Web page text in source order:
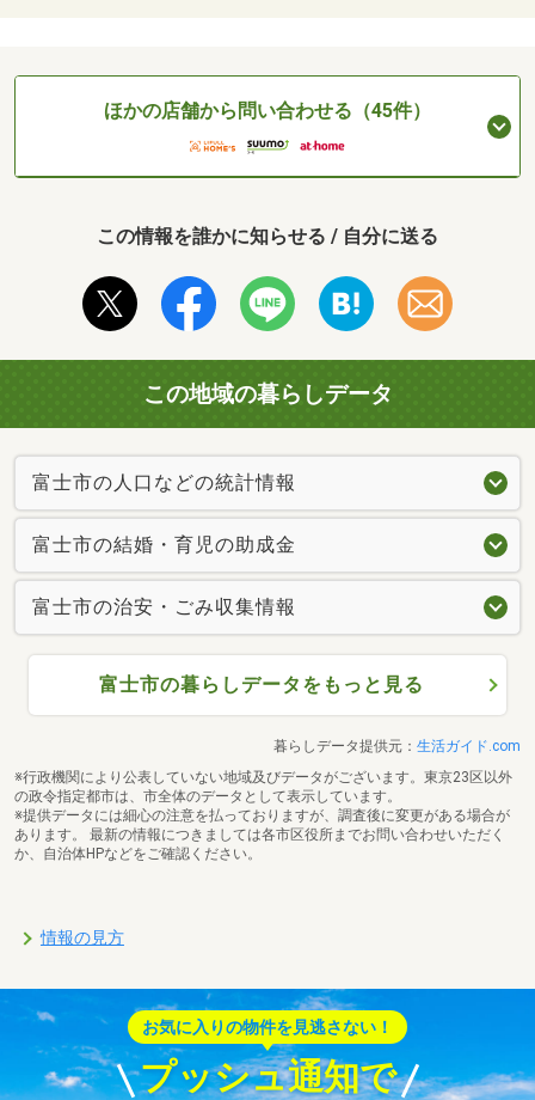
ほかの店舗から問い合わせる（45件）
この情報を誰かに知らせる / 自分に送る
この地域の暮らしデータ
富士市の人口などの統計情報
富士市の結婚・育児の助成金
富士市の治安・ごみ収集情報
富士市の暮らしデータをもっと見る
暮らしデータ提供元： 生活ガイド.com
※行政機関により公表していない地域及びデータがございます。東京23区以外
の政令指定都市は、市全体のデータとして表示しています。
※提供データには細心の注意を払っておりますが、調査後に変更がある場合が
あります。 最新の情報につきましては各市区役所までお問い合わせいただく
か、自治体HPなどをご確認ください。
情報の見方
お気に入りの物件を見逃さない！
プッシュ通知で